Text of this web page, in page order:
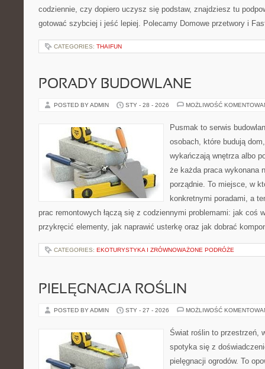
codziennie, czy dopiero uczysz się podstaw, znajdziesz tu
gotować szybciej i jeść lepiej. Polecamy Domowe przetwory i
CATEGORIES: THAIFUN
PORADY BUDOWLANE
POSTED BY ADMIN STY - 28 - 2026 MOŻLIWOŚĆ
Pusmak to serwis
osobach, które budują
wykańczają wnętrza albo
że każda praca wykonana
porządnie. To miejsce, w
konkretnymi poradami, a
prac remontowych łączą się z codziennymi problemami: jak coś
przykręcić elementy, jak naprawić usterkę oraz jak dobrać
CATEGORIES: EKOTURYSTYKA I ZRÓWNOWAŻONE PODRÓŻE
PIELĘGNACJA ROŚLIN
POSTED BY ADMIN STY - 27 - 2026 MOŻLIWOŚĆ
Świat roślin to przestrzeń,
spotyka się z
pielęgnacji ogrodów. To